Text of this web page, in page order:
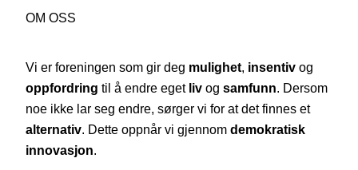
OM OSS
Vi er foreningen som gir deg mulighet, insentiv og
oppfordring til å endre eget liv og samfunn. Dersom
noe ikke lar seg endre, sørger vi for at det finnes et
alternativ. Dette oppnår vi gjennom demokratisk
innovasjon.